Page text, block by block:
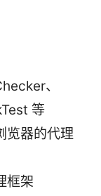
、
等
览器的代理
框架